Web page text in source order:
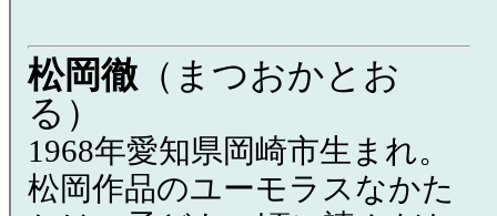
松岡徹 （まつおかとお
る）
1968年愛知県岡崎市生まれ。
松岡作品のユーモラスなかた